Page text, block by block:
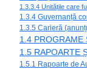
1.3.3.4 Unitățile care
1.3.4 Guvernanță
1.3.5 Carieră
1.4 PROGRAME
1.5 RAPOARTE
1.5.1 Rapoarte de